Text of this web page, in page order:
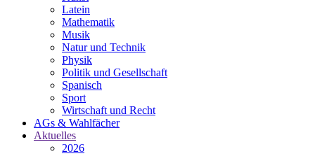
Latein
Mathematik
Musik
Natur und Technik
Physik
Politik und Gesellschaft
Spanisch
Sport
Wirtschaft und Recht
AGs & Wahlfächer
Aktuelles
2026